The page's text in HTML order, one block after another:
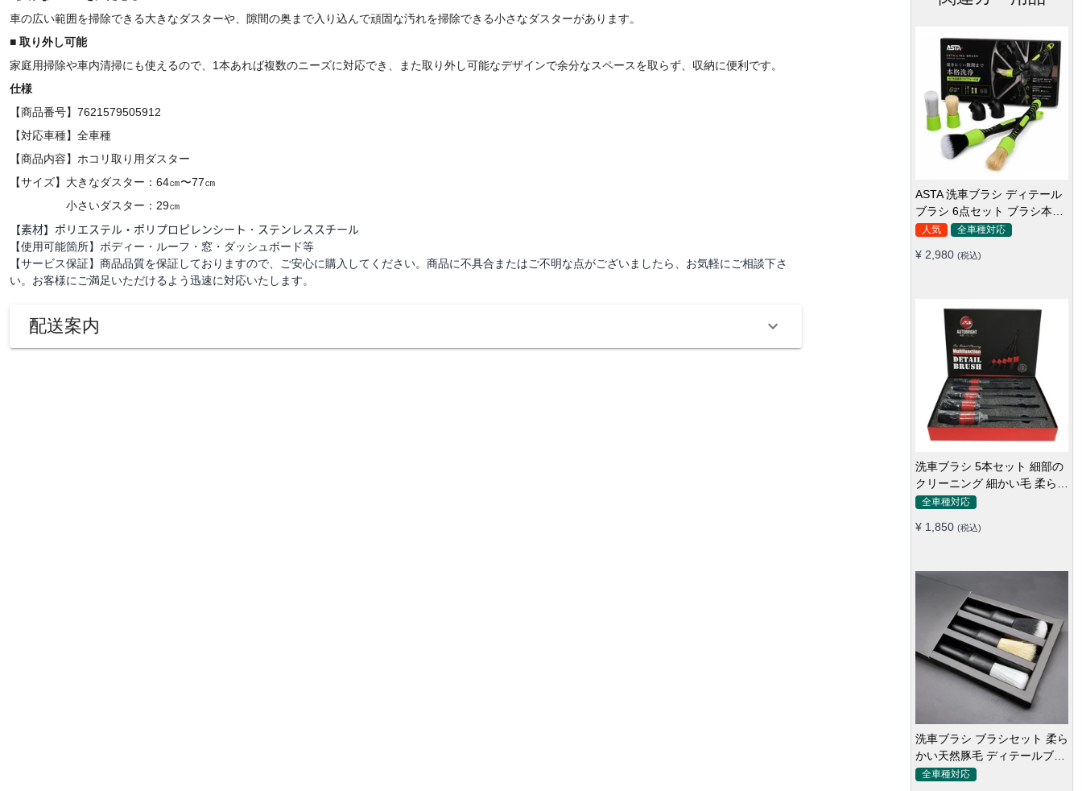
車の広い範囲を掃除できる大きなダスターや、隙間の奥まで入り込んで頑固な汚れを掃除できる小さなダスターがあります。
■ 取り外し可能
家庭用掃除や車内清掃にも使えるので、1本あれば複数のニーズに対応でき、また取り外し可能なデザインで余分なスペースを取らず、収納に便利です。
仕様
【商品番号】7621579505912
【対応車種】全車種
【商品内容】ホコリ取り用ダスター
【サイズ】 大きなダスター： 64㎝〜77㎝
小さいダスター：29㎝
【素材】ポリエステル・ポリプロピレンシート ・ ステンレススチール
【使用可能箇所】ボディー・ルーフ・窓・ダッシュボード等
【サービス保証】商品品質を保証しておりますので、ご安心に購入してください。商品に不具合またはご不明な点がございましたら、お気軽にご相談下さ
い。お客様にご満足いただけるよう迅速に対応いたします。
配送案内
車内用ミニブラシ ホコリ取り
ブラシ ディテールブラシ 筆タ
イプ 車 エアコン吹き出し口
全車種対応
¥ 1,150 (税込)
ホコリ取り 洗車モップ 伸縮可
能 柔らかい 伸縮性 傷付け防
止 軽量・コンパクト
全車種対応
¥ 3,850 (税込)
車用ブラシ ホコリ取り 伸縮型
モップ マイクロファイバー 洗
車道具 軽量・コンパクト
全車種対応